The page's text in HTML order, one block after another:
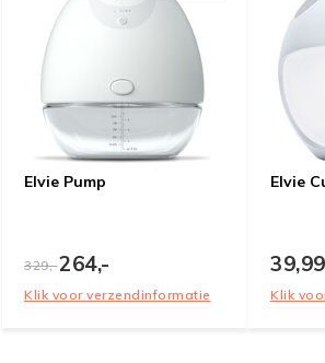
Elvie Pump
329,-264,-
Klik voor verzendinformatie
Elvie
39,99
Klik